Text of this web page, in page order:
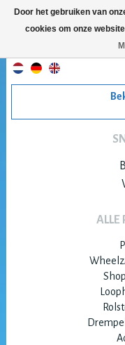
ALLE
Door het gebruiken van
cookies om onze